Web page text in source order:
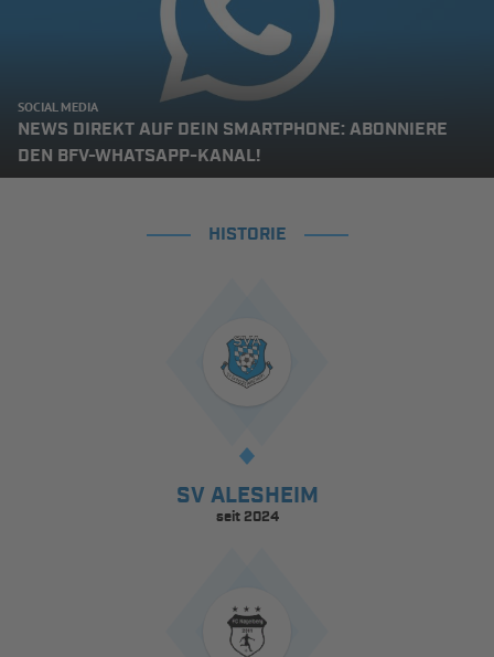
SOCIAL MEDIA
NEWS DIREKT AUF DEIN SMARTPHONE: ABONNIERE
DEN BFV-WHATSAPP-KANAL!
HISTORIE
SV ALESHEIM
seit 2024